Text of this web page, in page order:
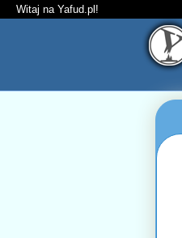
Witaj na Yafud.pl!